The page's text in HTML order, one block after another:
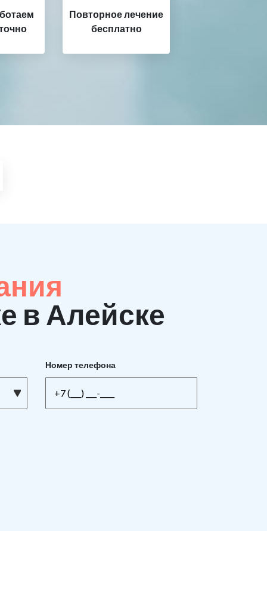
Повторное лечение
бесплатно
в Алейске
Номер телефона